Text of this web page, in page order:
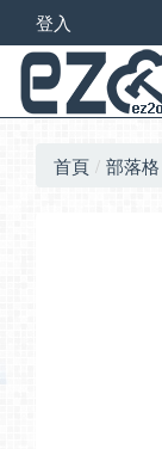
登入
首頁 部落格